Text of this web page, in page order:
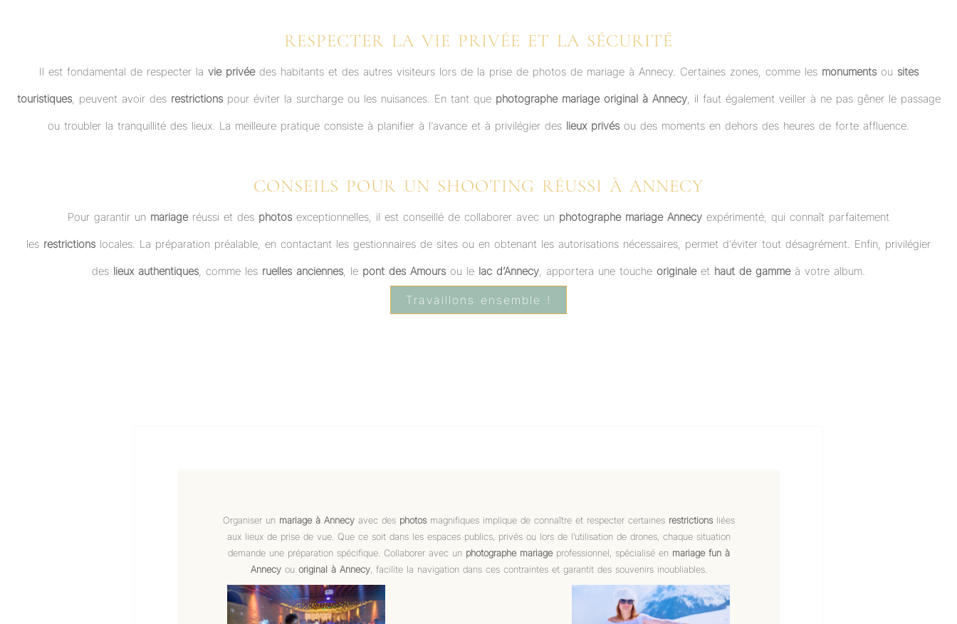
RESPECTER LA VIE PRIVÉE ET LA SÉCURITÉ
Il est fondamental de respecter la vie privéedes habitants et des autres visiteurs lors de la prise de photos de mariage à Annecy. Certaines zones, comme les monumentsou sites
touristiques, peuvent avoir des restrictionspour éviter la surcharge ou les nuisances. En tant que photographe mariage original à Annecy, il faut également veiller à ne pas gêner le passage
ou troubler la tranquillité des lieux. La meilleure pratique consiste à planifier à l’avance et à privilégier des lieux privés ou des moments en dehors des heures de forte affluence.
CONSEILS POUR UN SHOOTING RÉUSSI À ANNECY
Pour garantir un mariageréussi et des photos exceptionnelles, il est conseillé de collaborer avec un photographe mariage Annecy expérimenté, qui connaît parfaitement
les restrictions locales. La préparation préalable, en contactant les gestionnaires de sites ou en obtenant les autorisations nécessaires, permet d’éviter tout désagrément. Enfin, privilégier
des lieux authentiques, comme les ruelles anciennes, le pont des Amours ou le lac d’Annecy, apportera une touche originaleet haut de gammeà votre album.
Travaillons ensemble !
Organiser un mariage à Annecyavec des photosmagnifiques implique de connaître et respecter certaines restrictionsliées
aux lieux de prise de vue. Que ce soit dans les espaces publics, privés ou lors de l’utilisation de drones, chaque situation
demande une préparation spécifique. Collaborer avec un photographe mariageprofessionnel, spécialisé en mariage fun à
Annecyou original à Annecy, facilite la navigation dans ces contraintes et garantit des souvenirs inoubliables.